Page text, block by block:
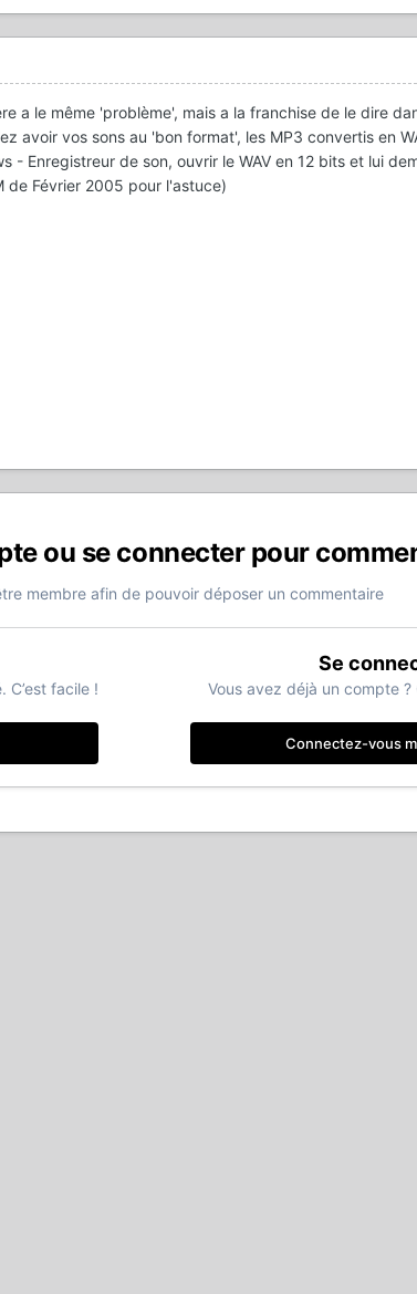
a le même 'problème', mais a la franchise de le dire
avoir vos sons au 'bon format', les MP3 convertis en
- Enregistreur de son, ouvrir le WAV en 12 bits et lui
de Février 2005 pour l'astuce)
ou se connecter pour
membre afin de pouvoir déposer un commentaire
C’est facile !
Se
Vous avez déjà un compte
Connectez-vous